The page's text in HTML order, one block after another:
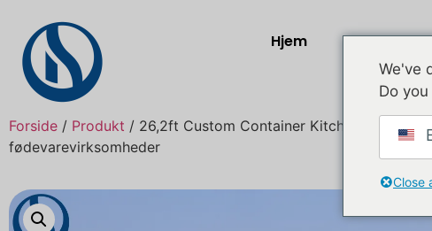
Hjem Produkter
Forside / Produkt / 26,2ft Custom Container Kitchen til salg |
fødevarevirksomheder
We've
Do
Close